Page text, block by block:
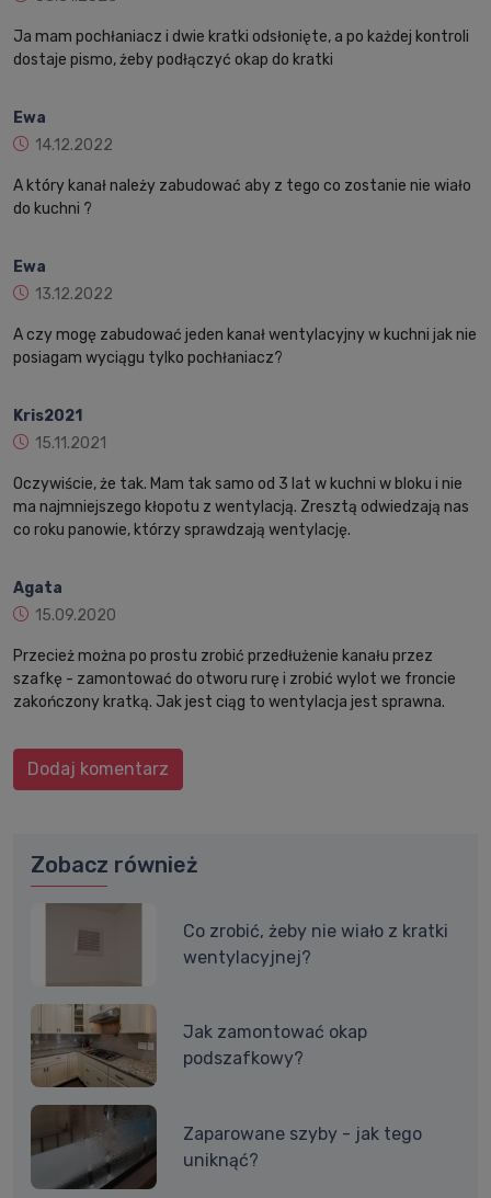
Ja mam pochłaniacz i dwie kratki odsłonięte, a po każdej kontroli
dostaje pismo, żeby podłączyć okap do kratki
Ewa
14.12.2022
A który kanał należy zabudować aby z tego co zostanie nie wiało
do kuchni ?
Ewa
13.12.2022
A czy mogę zabudować jeden kanał wentylacyjny w kuchni jak nie
posiagam wyciągu tylko pochłaniacz?
Kris2021
15.11.2021
Oczywiście, że tak. Mam tak samo od 3 lat w kuchni w bloku i nie
ma najmniejszego kłopotu z wentylacją. Zresztą odwiedzają nas
co roku panowie, którzy sprawdzają wentylację.
Agata
15.09.2020
Przecież można po prostu zrobić przedłużenie kanału przez
szafkę - zamontować do otworu rurę i zrobić wylot we froncie
zakończony kratką. Jak jest ciąg to wentylacja jest sprawna.
Dodaj komentarz
Zobacz również
Co zrobić, żeby nie wiało z kratki
wentylacyjnej?
Jak zamontować okap
podszafkowy?
Zaparowane szyby - jak tego
uniknąć?